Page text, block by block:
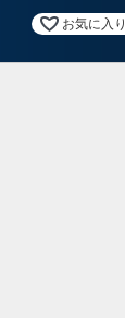
お気に入り